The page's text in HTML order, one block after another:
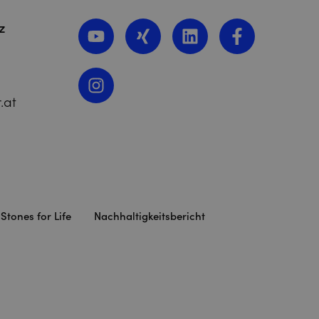
Stones for Life
Nachhaltigkeitsbericht